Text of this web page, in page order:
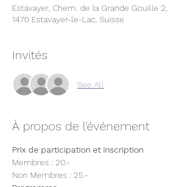
Estavayer, Chem. de la Grande Gouille 2,
1470 Estavayer-le-Lac, Suisse
Invités
See All
À propos de l'événement
Prix de participation et inscription
Membres : 20.-
Non Membres : 25.-